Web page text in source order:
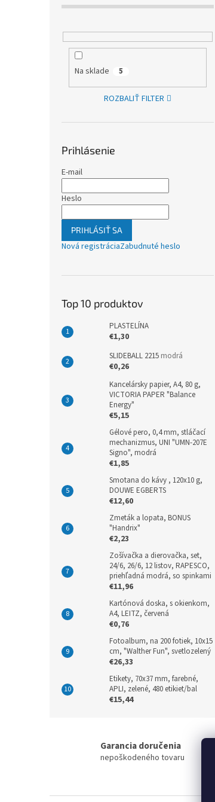
Na sklade 5
ROZBALIŤ FILTER
Prihlásenie
E-mail
Heslo
PRIHLÁSIŤ SA
Nová registráciaZabudnuté heslo
Top 10 produktov
PLASTELÍNA
€1,30
SLIDEBALL 2215 modrá
€0,26
Kancelársky papier, A4, 80 g,
VICTORIA PAPER "Balance
Energy"
€5,15
Gélové pero, 0,4 mm, stláčací
mechanizmus, UNI "UMN-207E
Signo", modrá
€1,85
Smotana do kávy , 120x10 g,
DOUWE EGBERTS
€12,60
Zmeták a lopata, BONUS
"Handrix"
€2,23
Zošívačka a dierovačka, set,
24/6, 26/6, 12 listov, RAPESCO,
priehľadná modrá, so spinkami
€11,96
Kartónová doska, s okienkom,
A4, LEITZ, červená
€0,76
Fotoalbum, na 200 fotiek, 10x15
cm, "Walther Fun", svetlozelený
€26,33
Etikety, 70x37 mm, farebné,
APLI, zelené, 480 etikiet/bal
€15,44
Garancia doručenia
nepoškodeného tovaru